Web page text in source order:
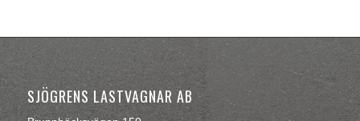
SJÖGRENS LASTVAGNAR AB